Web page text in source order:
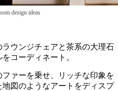
design ideas
ウンジチェアと茶系の大理石
コーディネート。
ァーを乗せ、リッチな印象を
図のようなアートをディスプ